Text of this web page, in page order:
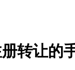
转让的